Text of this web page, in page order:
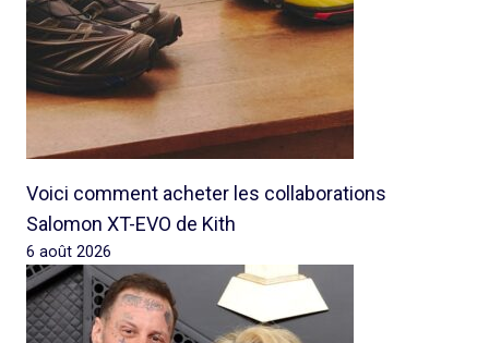
Voici comment acheter les collaborations
Salomon XT-EVO de Kith
6 août 2026